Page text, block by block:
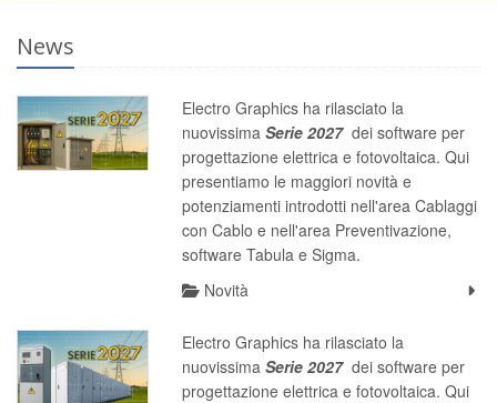
News
Electro Graphics ha rilasciato la
nuovissimaSerie 2027 dei software per
progettazione elettrica e fotovoltaica. Qui
presentiamo le maggiori novità e
potenziamenti introdotti nell'area Cablaggi
con Cablo e nell'area Preventivazione,
software Tabula e Sigma.
Novità
Electro Graphics ha rilasciato la
nuovissimaSerie 2027dei software per
progettazione elettrica e fotovoltaica. Qui